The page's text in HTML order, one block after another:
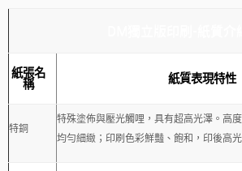
紙張名
稱
紙質表現特性
特銅
特殊塗佈與壓光觸哩，具有超高光澤。高
均勻細緻；印刷色彩鮮豔、飽和，印後高光